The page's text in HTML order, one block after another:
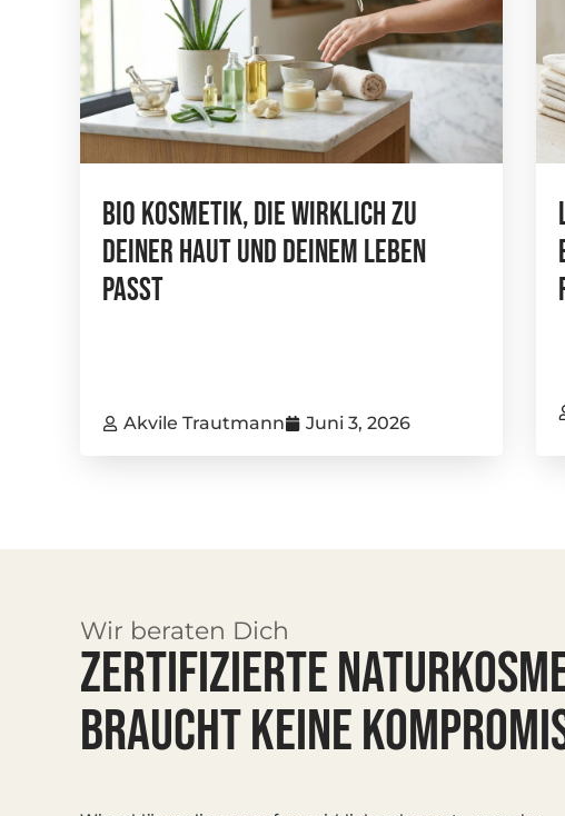
Bio Kosmetik, Die Wirklich Zu
Deiner Haut Und Deinem Leben
Passt
Akvile Trautmann Juni 3, 2026
Wir beraten Dich
ZERTIFIZIERTE
BRAUCHT KEINE